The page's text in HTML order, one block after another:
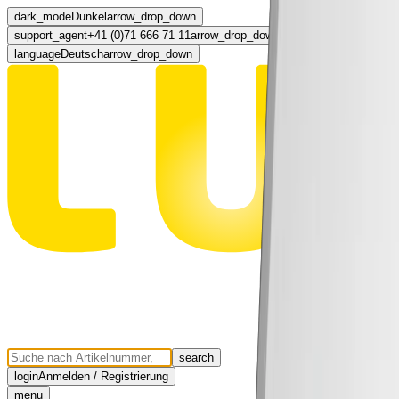
dark_modeDunkel arrow_drop_down
support_agent+41 (0)71 666 71 11arrow_drop_down
languageDeutscharrow_drop_down
search
loginAnmelden / Registrierung
menu